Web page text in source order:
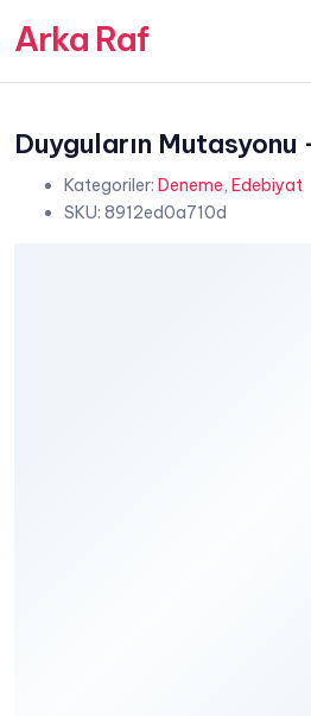
Arka Raf
ANA SAYFA
HAKKIMIZDA
KİTAP SATIŞ
Duyguların Mutasyonu
Kategoriler: Deneme, Edebiyat
SKU: 8912ed0a710d